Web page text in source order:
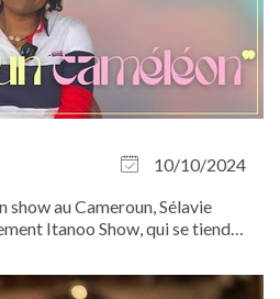
10/10/2024
show au Cameroun, Sélavie
Itanoo Show, qui se tiendra
afin d’en savoir plus sur